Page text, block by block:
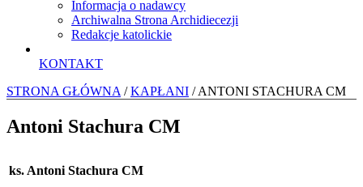
Informacja o nadawcy
Archiwalna Strona Archidiecezji
Redakcje katolickie
KONTAKT
STRONA GŁÓWNA /KAPŁANI / ANTONI STACHURA CM
Antoni Stachura CM
ks. Antoni Stachura CM